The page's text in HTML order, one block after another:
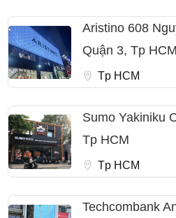
Aristino 608
Quận 3, Tp HCM
Tp HCM
Sumo Yakiniku
Tp HCM
Tp HCM
Techcombank